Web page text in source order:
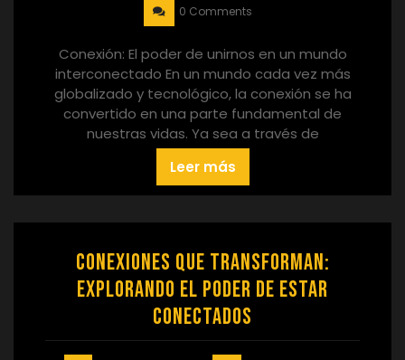
0 Comments
Conexión: El poder de unirnos en un mundo
interconectado En un mundo cada vez más
globalizado y tecnológico, la conexión se ha
convertido en una parte fundamental de
nuestras vidas. Ya sea a través de
Leer más
Conexiones que Transforman:
Explorando el Poder de Estar
Conectados